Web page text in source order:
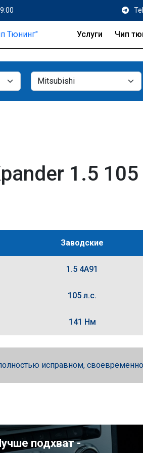
Услуги Чип
1.5 105
Заводские
1.5 4A91
105 л.с.
141 Нм
исправном,
подхват -